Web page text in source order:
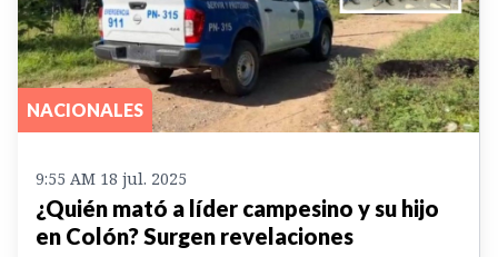
NACIONALES
9:55 AM 18 jul. 2025
¿Quién mató a líder campesino y su hijo
en Colón? Surgen revelaciones